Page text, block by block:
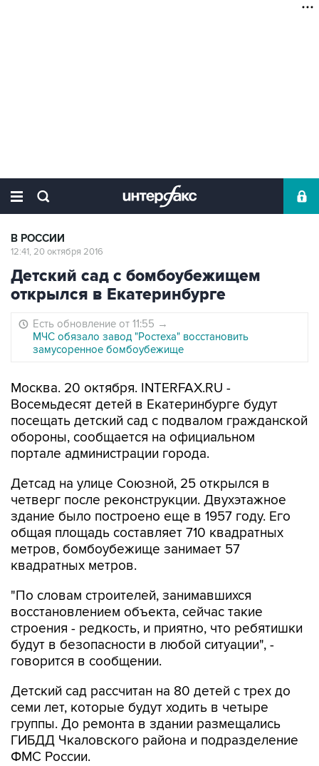
В РОССИИ
12:41, 20 октября 2016
Детский сад с бомбоубежищем
открылся в Екатеринбурге
Есть обновление от 11:55 →
МЧС обязало завод "Ростеха" восстановить
замусоренное бомбоубежище
Москва. 20 октября. INTERFAX.RU -
Восемьдесят детей в Екатеринбурге будут
посещать детский сад с подвалом гражданской
обороны, сообщается на официальном
портале администрации города.
Детсад на улице Союзной, 25 открылся в
четверг после реконструкции. Двухэтажное
здание было построено еще в 1957 году. Его
общая площадь составляет 710 квадратных
метров, бомбоубежище занимает 57
квадратных метров.
"По словам строителей, занимавшихся
восстановлением объекта, сейчас такие
строения - редкость, и приятно, что ребятишки
будут в безопасности в любой ситуации", -
говорится в сообщении.
Детский сад рассчитан на 80 детей с трех до
семи лет, которые будут ходить в четыре
группы. До ремонта в здании размещались
ГИБДД Чкаловского района и подразделение
ФМС России.